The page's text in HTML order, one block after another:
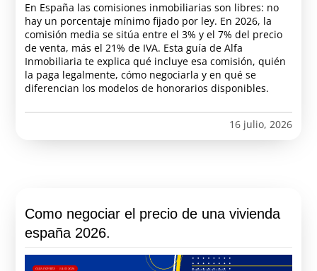
En España las comisiones inmobiliarias son libres: no
hay un porcentaje mínimo fijado por ley. En 2026, la
comisión media se sitúa entre el 3% y el 7% del precio
de venta, más el 21% de IVA. Esta guía de Alfa
Inmobiliaria te explica qué incluye esa comisión, quién
la paga legalmente, cómo negociarla y en qué se
diferencian los modelos de honorarios disponibles.
16 julio, 2026
Como negociar el precio de una vivienda
españa 2026.